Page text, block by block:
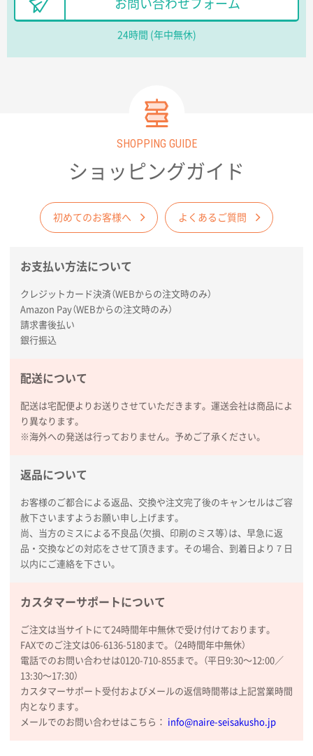
ました早く、安く、丁寧につくられているので安心し
てお願いできます。
厚手コットンA4フラットトート ナチュラル600
商品がよさそうだったから
コットンバッグM(B4対応)
商品情報の正確な記載、スムーズなシステム対応
広島県(社様
2026年01月27日 13:12
毎年注文しており、信頼できるから。出来上がりも満
足している。
2026年01月26日 15:45
印刷範囲が広かったから、取扱商品
新潟県R社様
ワンポイントポリ袋 A4サイズ
1000枚
2026年01月16日 10:53
かったため
山口県P社様
【トートバッグ・エコバッグ】特別ご注文ページ
1枚
希望の商品の取り扱いがあったので
お問い合わせフォーム
24時間 (年中無休)
SHOPPING GUIDE
ショッピングガイド
初めてのお客様へ よくあるご質問
お支払い方法について
クレジットカード決済（WEBからの注文時のみ）
Amazon Pay（WEBからの注文時のみ）
請求書後払い
銀行振込
配送について
配送は宅配便よりお送りさせていただきます。運送会社は商品によ
り異なります。
※海外への発送は行っておりません。予めご了承ください。
返品について
お客様のご都合による返品、交換や注文完了後のキャンセルはご容
赦下さいますようお願い申し上げます。
尚、当方のミスによる不良品（欠損、印刷のミス等）は、早急に返
品・交換などの対応をさせて頂きます。その場合、到着日より７日
以内にご連絡を下さい。
カスタマーサポートについて
ご注文は当サイトにて24時間年中無休で受け付けております。
FAXでのご注文は06-6136-5180まで。（24時間年中無休）
電話でのお問い合わせは0120-710-855まで。（平日9:30〜12:00／
13:30〜17:30）
カスタマーサポート受付およびメールの返信時間帯は上記営業時間
内となります。
メールでのお問い合わせはこちら： info@naire-seisakusho.jp